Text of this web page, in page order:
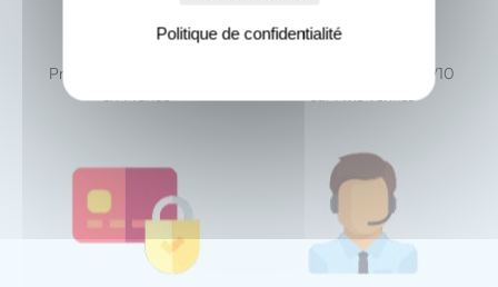
Fabricant Français
Produit fabriqués à Thilay
Avis clients
Excellence prouvée : 9.7/10
Politique de confidentialité